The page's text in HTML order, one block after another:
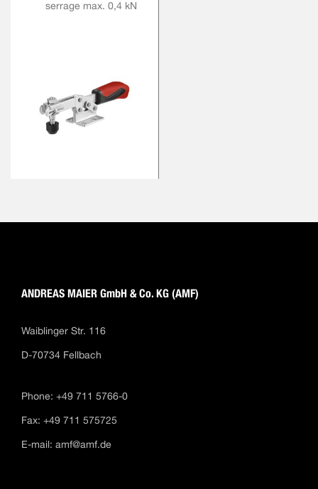
serrage max. 0,4 kN
ANDREAS MAIER GmbH & Co. KG (AMF)
Waiblinger Str. 116
D-70734 Fellbach
Phone: +49 711 5766-0
Fax: +49 711 575725
E-mail: amf@amf.de